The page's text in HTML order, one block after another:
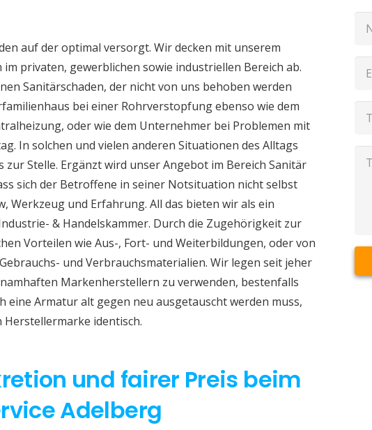
auf der optimal versorgt. Wir decken mit unserem
privaten, gewerblichen sowie industriellen Bereich ab.
Sanitärschaden, der nicht von uns behoben werden
bei einer Rohrverstopfung ebenso wie dem
oder wie dem Unternehmer bei Problemen mit
In solchen und vielen anderen Situationen des Alltags
Stelle. Ergänzt wird unser Angebot im Bereich Sanitär
sich der Betroffene in seiner Notsituation nicht selbst
Werkzeug und Erfahrung. All das bieten wir als ein
& Handelskammer. Durch die Zugehörigkeit zur
Vorteilen wie Aus-, Fort- und Weiterbildungen, oder von
und Verbrauchsmaterialien. Wir legen seit jeher
Markenherstellern zu verwenden, bestenfalls
eine Armatur alt gegen neu ausgetauscht werden muss,
identisch.
und fairer Preis beim
Adelberg